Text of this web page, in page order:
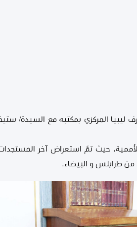
ليبيا المركزي بمكتبه مع السيدة/
حيث تمَّ استعراض آخر المستجدات
طرابلس و البيضاء.